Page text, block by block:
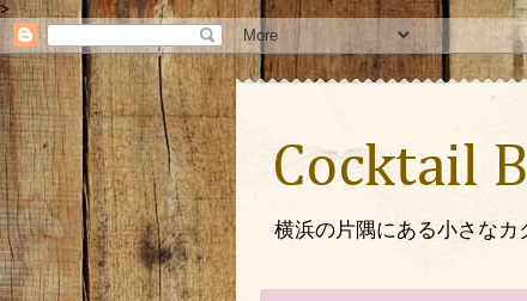
>
Cocktail
横浜の片隅にある小さな